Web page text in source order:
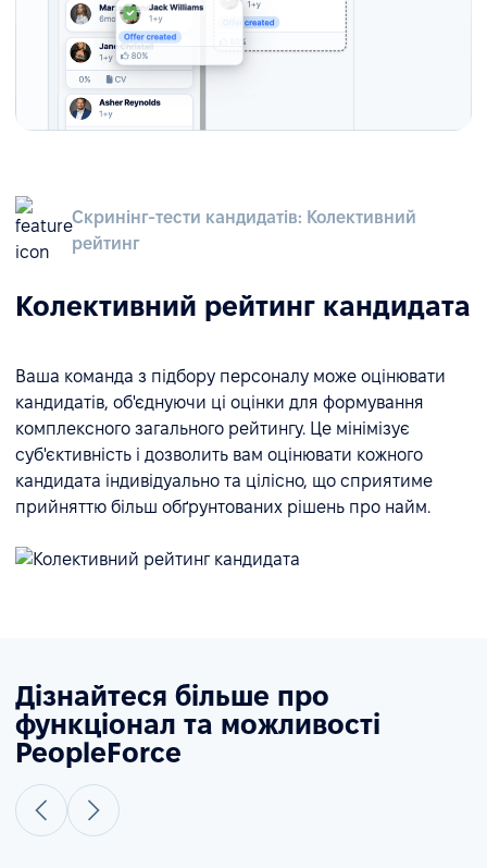
Скринінг-тести кандидатів: Колективний
рейтинг
Колективний рейтинг кандидата
Ваша команда з підбору персоналу може оцінювати
кандидатів, об'єднуючи ці оцінки для формування
комплексного загального рейтингу. Це мінімізує
суб'єктивність і дозволить вам оцінювати кожного
кандидата індивідуально та цілісно, що сприятиме
прийняттю більш обґрунтованих рішень про найм.
Дізнайтеся більше про
функціонал та можливості
PeopleForce